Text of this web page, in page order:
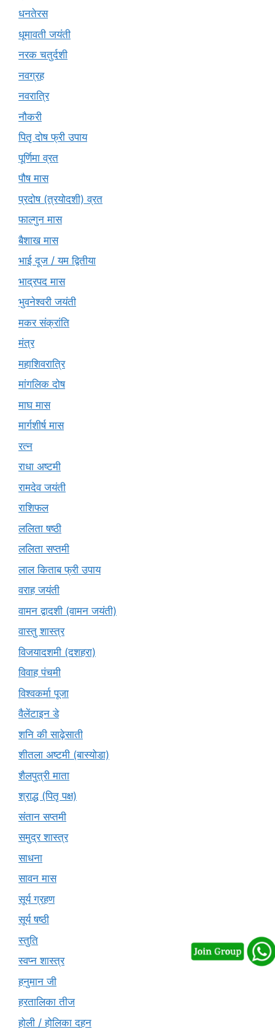
धनतेरस
धूमावती जयंती
नरक चतुर्दशी
नवग्रह
नवरात्रि
नौकरी
पितृ दोष फ्री उपाय
पूर्णिमा व्रत
पौष मास
प्रदोष (त्रयोदशी) व्रत
फाल्गुन मास
बैशाख मास
भाई दूज / यम द्वितीया
भाद्रपद मास
भुवनेश्वरी जयंती
मकर संक्रांति
मंत्र
महाशिवरात्रि
मांगलिक दोष
माघ मास
मार्गशीर्ष मास
रत्न
राधा अष्टमी
रामदेव जयंती
राशिफल
ललिता षष्ठी
ललिता सप्तमी
लाल किताब फ्री उपाय
वराह जयंती
वामन द्वादशी (वामन जयंती)
वास्तु शास्त्र
विजयादशमी (दशहरा)
विवाह पंचमी
विश्वकर्मा पूजा
वैलेंटाइन डे
शनि की साढ़ेसाती
शीतला अष्टमी (बास्योडा)
शैलपुत्री माता
श्राद्ध (पितृ पक्ष)
संतान सप्तमी
समुद्र शास्त्र
साधना
सावन मास
सूर्य ग्रहण
सूर्य षष्ठी
स्तुति
स्वप्न शास्त्र
हनुमान जी
हरतालिका तीज
होली / होलिका दहन